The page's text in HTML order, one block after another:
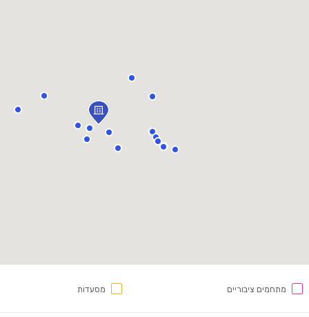
מתחמים ציבוריים מסעדות